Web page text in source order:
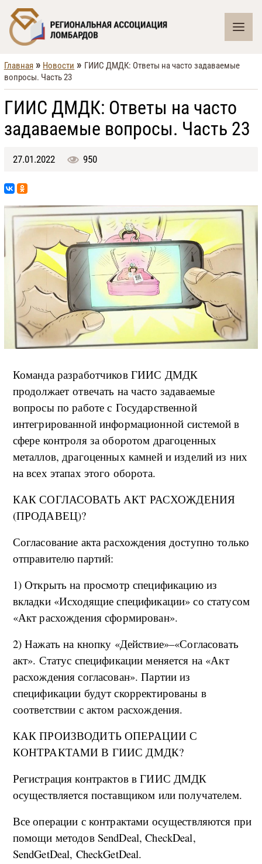
Главная » Новости » ГИИС ДМДК: Ответы на часто задаваемые
вопросы. Часть 23
ГИИС ДМДК: Ответы на часто
задаваемые вопросы. Часть 23
27.01.2022 950
Команда разработчиков ГИИС ДМДК
продолжает отвечать на часто задаваемые
вопросы по работе с Государственной
интегрированной информационной системой в
сфере контроля за оборотом драгоценных
металлов, драгоценных камней и изделий из них
на всех этапах этого оборота.
КАК СОГЛАСОВАТЬ АКТ РАСХОЖДЕНИЯ
(ПРОДАВЕЦ)?
Согласование акта расхождения доступно только
отправителю партий:
1) Открыть на просмотр спецификацию из
вкладки «Исходящие спецификации» со статусом
«Акт расхождения сформирован».
2) Нажать на кнопку «Действие»–«Согласовать
акт». Статус спецификации меняется на «Акт
расхождения согласован». Партии из
спецификации будут скорректированы в
соответствии с актом расхождения.
КАК ПРОИЗВОДИТЬ ОПЕРАЦИИ С
КОНТРАКТАМИ В ГИИС ДМДК?
Регистрация контрактов в ГИИС ДМДК
осуществляется поставщиком или получателем.
Все операции с контрактами осуществляются при
помощи методов SendDeal, CheckDeal,
SendGetDeal, CheckGetDeal.